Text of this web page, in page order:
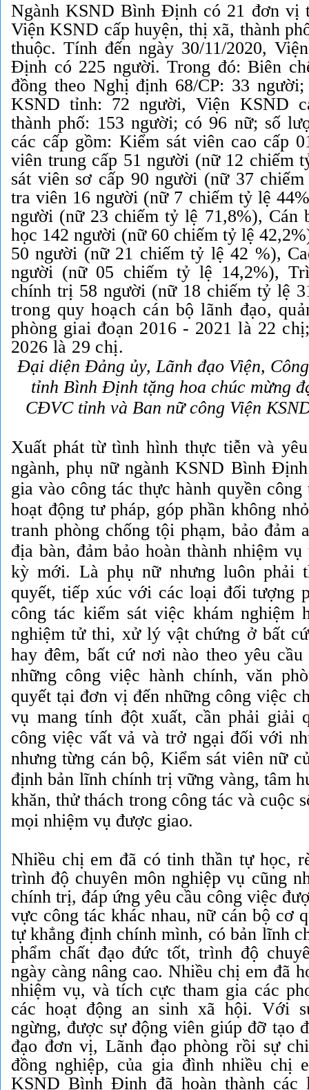
Ngành KSND Bình Định có 21 đơn vị
Viện KSND cấp huyện, thị xã, thành
thuộc. Tính đến ngày 30/11/2020,
Định có 225 người. Trong đó: Biên
đồng theo Nghị định 68/CP: 33
KSND tỉnh: 72 người, Viện KSND
thành phố: 153 người; có 96 nữ; số
các cấp gồm: Kiểm sát viên cao cấp
viên trung cấp 51 người (nữ 12 chiếm
sát viên sơ cấp 90 người (nữ 37
tra viên 16 người (nữ 7 chiếm tỷ lệ
người (nữ 23 chiếm tỷ lệ 71,8%), Cán
học 142 người (nữ 60 chiếm tỷ lệ
50 người (nữ 21 chiếm tỷ lệ 42 %),
người (nữ 05 chiếm tỷ lệ 14,2%),
chính trị 58 người (nữ 18 chiếm tỷ lệ
trong quy hoạch cán bộ lãnh đạo,
phòng giai đoạn 2016 - 2021 là 22
2026 là 29 chị.
Đại diện Đảng ủy, Lãnh đạo Viện,
tỉnh Bình Định tặng hoa chúc mừng
CĐVC tỉnh và Ban nữ công Viện
Xuất phát từ tình hình thực tiễn và
ngành, phụ nữ ngành KSND Bình
gia vào công tác thực hành quyền
hoạt động tư pháp, góp phần không
tranh phòng chống tội phạm, bảo đảm
địa bàn, đảm bảo hoàn thành nhiệm
kỳ mới. Là phụ nữ nhưng luôn phải
quyết, tiếp xúc với các loại đối tượng
công tác kiểm sát việc khám nghiệm
nghiệm tử thi, xử lý vật chứng ở bất
hay đêm, bất cứ nơi nào theo yêu
những công việc hành chính, văn
quyết tại đơn vị đến những công việc
vụ mang tính đột xuất, cần phải giải
công việc vất vả và trở ngại đối với
nhưng từng cán bộ, Kiểm sát viên nữ
định bản lĩnh chính trị vững vàng, tâm
khăn, thử thách trong công tác và cuộc
mọi nhiệm vụ được giao.
Nhiều chị em đã có tinh thần tự học,
trình độ chuyên môn nghiệp vụ cũng
chính trị, đáp ứng yêu cầu công việc
vực công tác khác nhau, nữ cán bộ cơ
tự khẳng định chính mình, có bản lĩnh
phẩm chất đạo đức tốt, trình độ
ngày càng nâng cao. Nhiều chị em đã
nhiệm vụ, và tích cực tham gia các
các hoạt động an sinh xã hội. Với
ngừng, được sự động viên giúp đỡ tạo
đạo đơn vị, Lãnh đạo phòng rồi sự
đồng nghiệp, của gia đình nhiều chị
KSND Bình Định đã hoàn thành các